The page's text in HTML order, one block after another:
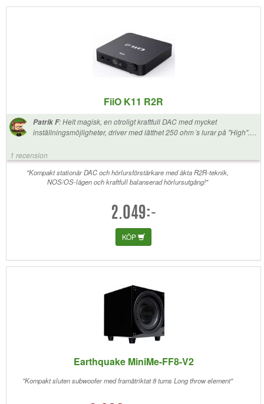
FiiO K11 R2R
Patrik F:Helt magisk, en otroligt kraftfull DAC med mycket
inställningsmöjligheter, driver med lätthet 250 ohm´s lurar på "High".
1 recension
"Kompakt stationär DAC och hörlursförstärkare med äkta R2R-teknik,
NOS/OS-lägen och kraftfull balanserad hörlursutgång!"
2.049:-
KÖP
Earthquake MiniMe-FF8-V2
"Kompakt sluten subwoofer med framåtriktat 8 tums Long throw element"